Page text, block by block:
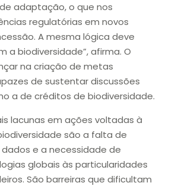
adaptação, o que nos
regulatórias em novos
A mesma lógica deve
a biodiversidade”, afirma. O
na criação de metas
de sustentar discussões
a de créditos de biodiversidade.
lacunas em ações voltadas à
são a falta de
e a necessidade de
globais às particularidades
São barreiras que dificultam